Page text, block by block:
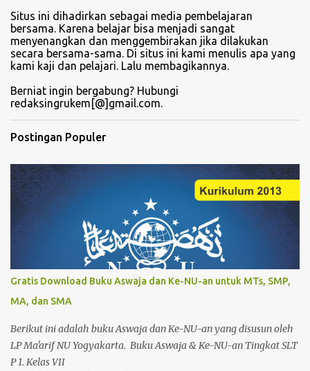
Situs ini dihadirkan sebagai media pembelajaran
bersama. Karena belajar bisa menjadi sangat
menyenangkan dan menggembirakan jika dilakukan
secara bersama-sama. Di situs ini kami menulis apa yang
kami kaji dan pelajari. Lalu membagikannya.
Berniat ingin bergabung? Hubungi
redaksingrukem[@]gmail.com.
Postingan Populer
Gratis Download Buku Aswaja dan Ke-NU-an untuk MTs, SMP,
MA, dan SMA
Berikut ini adalah buku Aswaja dan Ke-NU-an yang disusun oleh
LP Ma'arif NU Yogyakarta. Buku Aswaja & Ke-NU-an Tingkat SLT
P 1. Kelas VII